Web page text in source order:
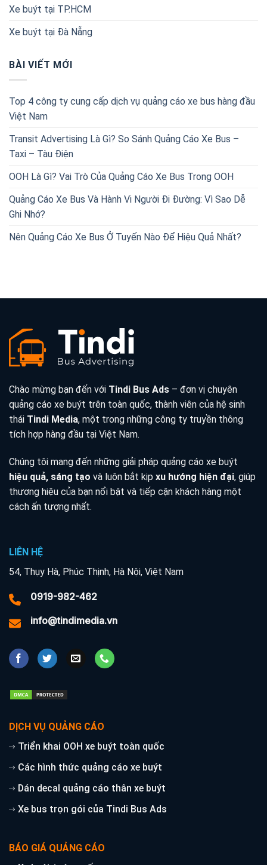
Xe buýt tại TP.HCM
Xe buýt tại Đà Nẵng
BÀI VIẾT MỚI
Top 4 công ty cung cấp dịch vụ quảng cáo xe bus hàng đầu
Việt Nam
Transit Advertising Là Gì? So Sánh Quảng Cáo Xe Bus –
Taxi – Tàu Điện
OOH Là Gì? Vai Trò Của Quảng Cáo Xe Bus Trong OOH
Quảng Cáo Xe Bus Và Hành Vi Người Đi Đường: Vì Sao Dễ
Ghi Nhớ?
Nên Quảng Cáo Xe Bus Ở Tuyến Nào Để Hiệu Quả Nhất?
Chào mừng bạn đến với Tindi Bus Ads – đơn vị chuyên
quảng cáo xe buýt trên toàn quốc, thành viên của hệ sinh
thái Tindi Media, một trong những công ty truyền thông
tích hợp hàng đầu tại Việt Nam.
Chúng tôi mang đến những giải pháp quảng cáo xe buýt
hiệu quả, sáng tạo và luôn bắt kịp xu hướng hiện đại, giúp
thương hiệu của bạn nổi bật và tiếp cận khách hàng một
cách ấn tượng nhất.
LIÊN HỆ
54, Thụy Hà, Phúc Thịnh, Hà Nội, Việt Nam
0919-982-462
info@tindimedia.vn
DỊCH VỤ QUẢNG CÁO
Triển khai OOH xe buýt toàn quốc
Các hình thức quảng cáo xe buýt
Dán decal quảng cáo thân xe buýt
Xe bus trọn gói của Tindi Bus Ads
BÁO GIÁ QUẢNG CÁO